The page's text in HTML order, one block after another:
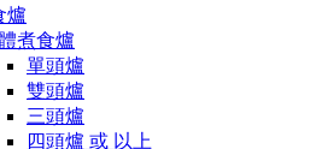
爐
煮食爐
單頭爐
雙頭爐
三頭爐
四頭爐 或 以上